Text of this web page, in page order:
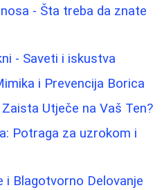
- Šta treba da znate
- Saveti i iskustva
i Prevencija Borica
Utječe na Vaš Ten?
Potraga za uzrokom i
i Blagotvorno Delovanje